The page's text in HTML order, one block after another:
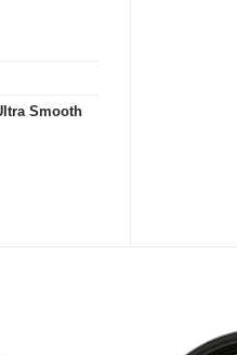
Smooth